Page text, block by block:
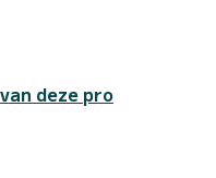
deze pro